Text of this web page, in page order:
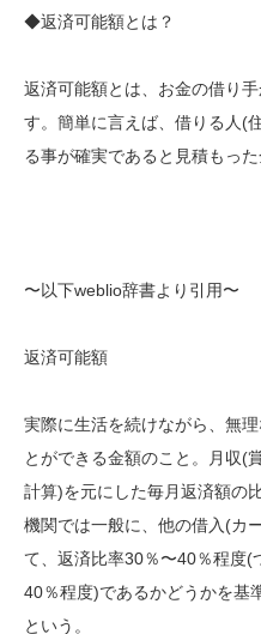
◆返済可能額とは？
返済可能額とは、お金の借り
す。簡単に言えば、借りる人(
る事が確実であると見積もった
〜以下weblio辞書より引用〜
返済可能額
実際に生活を続けながら、無
とができる金額のこと。月収(
計算)を元にした毎月返済額の
機関では一般に、他の借入(カ
て、返済比率30％〜40％程度(
40％程度)であるかどうかを基
という。